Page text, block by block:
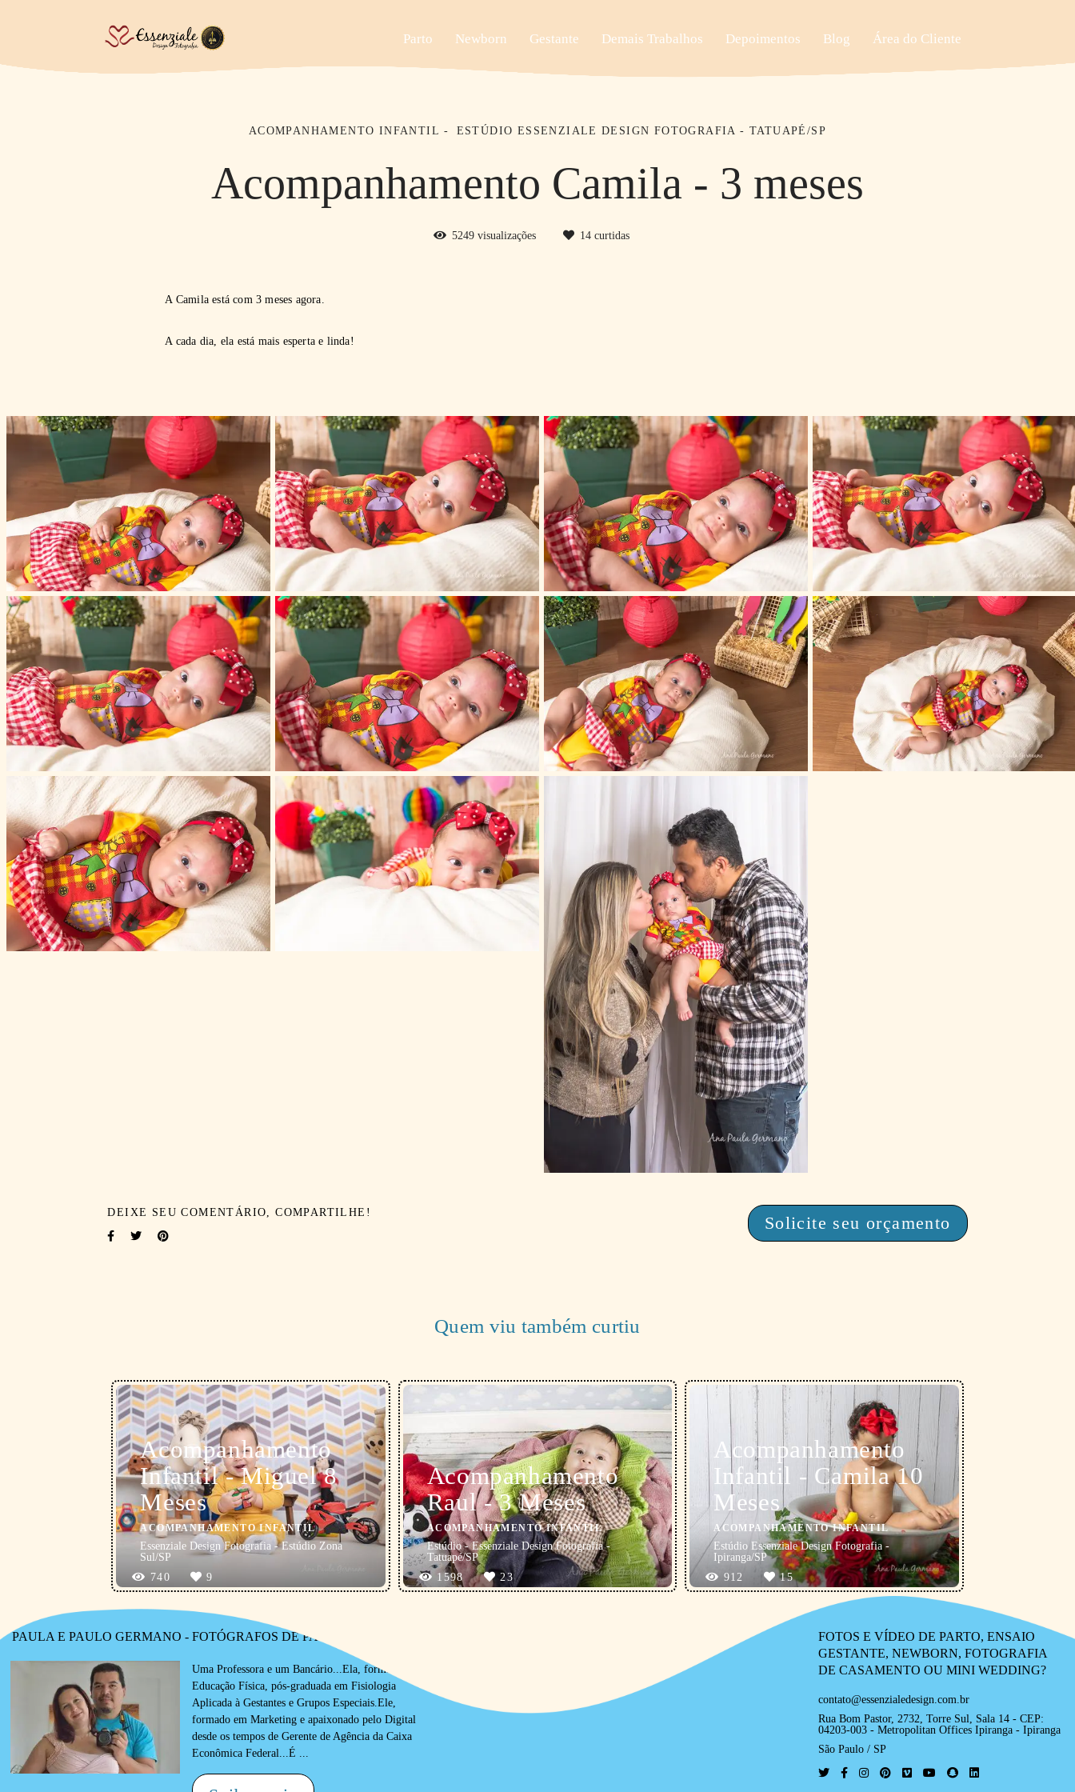
Parto Newborn Gestante Demais Trabalhos Depoimentos Blog Área do Cliente
ACOMPANHAMENTO INFANTIL ESTÚDIO ESSENZIALE DESIGN FOTOGRAFIA - TATUAPÉ/SP
Acompanhamento Camila - 3 meses
5249 visualizações 14 curtidas
A Camila está com 3 meses agora.
A cada dia, ela está mais esperta e linda!
DEIXE SEU COMENTÁRIO, COMPARTILHE!
Solicite seu orçamento
Quem viu também curtiu
Acompanhamento
Infantil - Miguel 8
Meses
ACOMPANHAMENTO INFANTIL
Essenziale Design Fotografia - Estúdio Zona
Sul/SP
740
9
Acompanhamento
Raul - 3 Meses
ACOMPANHAMENTO INFANTIL
Estúdio - Essenziale Design Fotografia -
Tatuapé/SP
1598
23
Acompanhamento
Infantil - Camila 10
Meses
ACOMPANHAMENTO INFANTIL
Estúdio Essenziale Design Fotografia -
Ipiranga/SP
912
15
PAULA E PAULO GERMANO - FOTÓGRAFOS DE PARTO E ENSAIOS/SP
Uma Professora e um Bancário...Ela, formada em
Educação Física, pós-graduada em Fisiologia
Aplicada à Gestantes e Grupos Especiais.Ele,
formado em Marketing e apaixonado pelo Digital
desde os tempos de Gerente de Agência da Caixa
Econômica Federal...É ...
FOTOS E VÍDEO DE PARTO, ENSAIO
GESTANTE, NEWBORN, FOTOGRAFIA
DE CASAMENTO OU MINI WEDDING?
contato@essenzialedesign.com.br
Rua Bom Pastor, 2732, Torre Sul, Sala 14 - CEP:
04203-003 - Metropolitan Offices Ipiranga - Ipiranga
São Paulo / SP